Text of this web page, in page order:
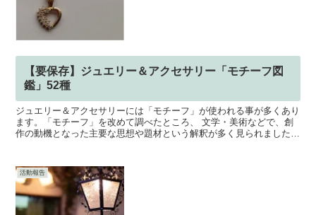
【要保存】ジュエリー＆アクセサリー「モチーフ図
鑑」52種
ジュエリー＆アクセサリーには「モチーフ」が使われる事が多くあり
ます。「モチーフ」を改めて調べたところ、 文学・美術などで、創
作の動機となった主要な思想や題材という解釈が多く見られました。
活動報告